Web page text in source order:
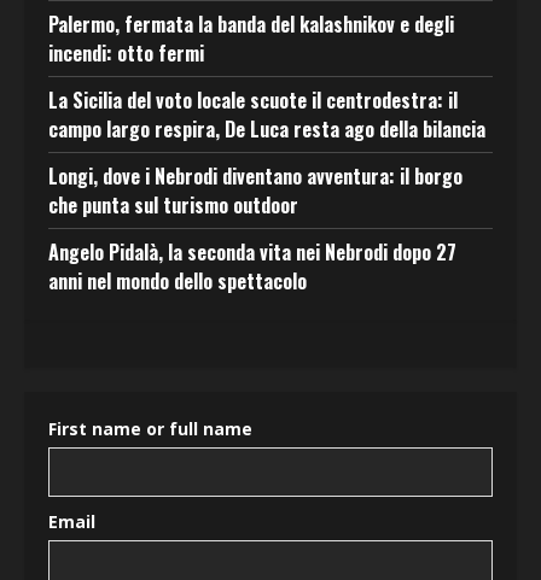
Palermo, fermata la banda del kalashnikov e degli
incendi: otto fermi
La Sicilia del voto locale scuote il centrodestra: il
campo largo respira, De Luca resta ago della bilancia
Longi, dove i Nebrodi diventano avventura: il borgo
che punta sul turismo outdoor
Angelo Pidalà, la seconda vita nei Nebrodi dopo 27
anni nel mondo dello spettacolo
First name or full name
Email